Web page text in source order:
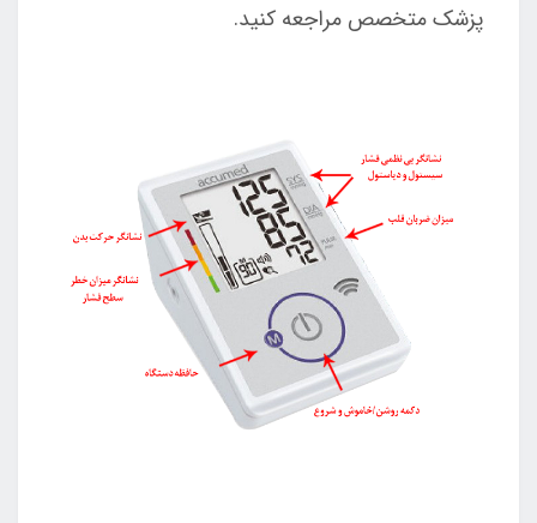
پزشک متخصص مراجعه کنید.